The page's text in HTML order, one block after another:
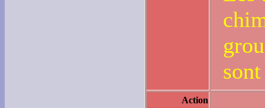
Action